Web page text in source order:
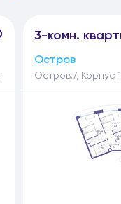
3-комн.
Остров
Остров.7, Корпус